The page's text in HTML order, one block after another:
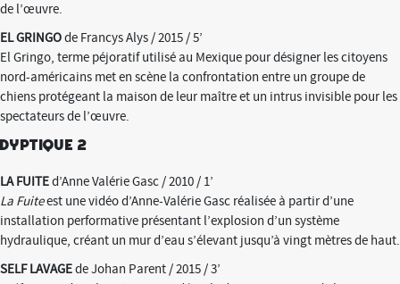
de l’œuvre.
EL GRINGOde Francys Alys / 2015 / 5’
El Gringo, terme péjoratif utilisé au Mexique pour désigner les citoyens
nord-américains met en scène la confrontation entre un groupe de
chiens protégeant la maison de leur maître et un intrus invisible pour les
spectateurs de l’œuvre.
Dyptique 2
LA FUITEd’Anne Valérie Gasc / 2010 / 1’
La Fuiteest une vidéo d’Anne-Valérie Gasc réalisée à partir d’une
installation performative présentant l’explosion d’un système
hydraulique, créant un mur d’eau s’élevant jusqu’à vingt mètres de haut.
SELF LAVAGEde Johan Parent / 2015 / 3’